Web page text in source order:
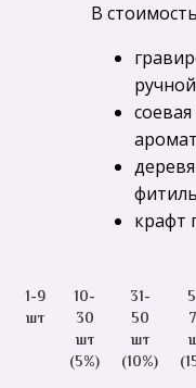
В
фитиль
крафт
1-9
шт
10-
30
шт
(5%)
31-
50
шт
(10%)